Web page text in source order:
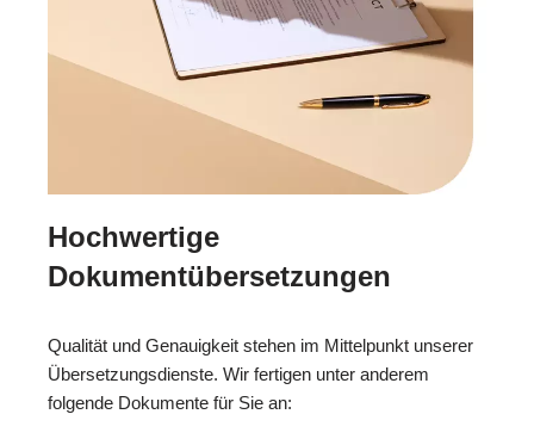
Hochwertige
Dokumentübersetzungen
Qualität und Genauigkeit stehen im Mittelpunkt unserer
Übersetzungsdienste. Wir fertigen unter anderem
folgende Dokumente für Sie an: